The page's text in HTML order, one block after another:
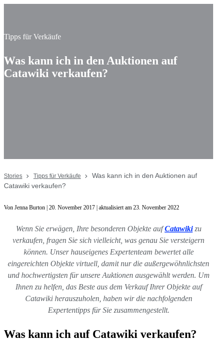
Tipps für Verkäufe
Was kann ich in den Auktionen auf
Catawiki verkaufen?
Stories Tipps für Verkäufe
Was kann ich in den Auktionen auf
Catawiki verkaufen?
Von Jenna Burton | 20. November 2017 | aktualisiert am 23. November 2022
Wenn Sie erwägen, Ihre besonderen Objekte aufCatawikizu
verkaufen, fragen Sie sich vielleicht, was genau Sie versteigern
können. Unser hauseigenes Expertenteam bewertet alle
eingereichten Objekte virtuell, damit nur die außergewöhnlichsten
und hochwertigsten für unsere Auktionen ausgewählt werden. Um
Ihnen zu helfen, das Beste aus dem Verkauf Ihrer Objekte auf
Catawiki herauszuholen, haben wir die nachfolgenden
Expertentipps für Sie zusammengestellt.
Was kann ich auf Catawiki verkaufen?